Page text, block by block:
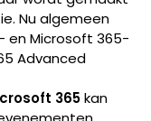
Nu algemeen
en Microsoft 365-
Advanced
365kan